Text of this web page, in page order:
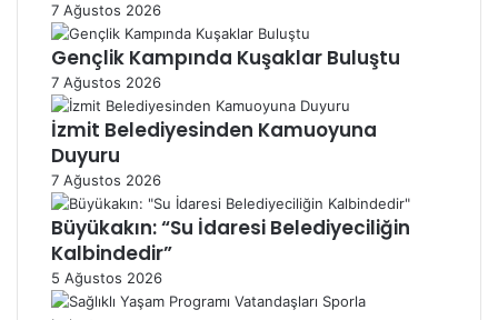
7 Ağustos 2026
Gençlik Kampında Kuşaklar Buluştu
7 Ağustos 2026
İzmit Belediyesinden Kamuoyuna
Duyuru
7 Ağustos 2026
Büyükakın: “Su İdaresi Belediyeciliğin
Kalbindedir”
5 Ağustos 2026